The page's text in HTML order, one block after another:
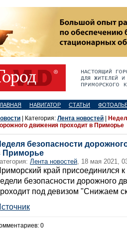
НАВИГАТОР СТАТЬИ
| Категория: Лента новостей
движения проходит в Приморье
безопасности
Приморье
Лента новостей, 18 мая 2021,
край присоединился
безопасности дорожного
под девизом "Снижаем
0